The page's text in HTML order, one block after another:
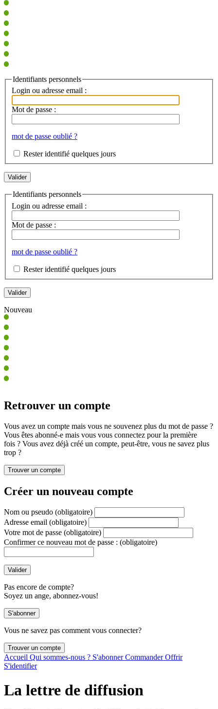
Identifiants personnels
Login ou adresse email :
Mot de passe :
mot de passe oublié ?
Rester identifié quelques jours
Identifiants personnels
Login ou adresse email :
Mot de passe :
mot de passe oublié ?
Rester identifié quelques jours
Nouveau
Retrouver un compte
Vous avez un compte mais vous ne souvenez plus du mot de passe ?
Vous êtes abonné-e mais vous vous connectez pour la première
fois ? Vous avez déjà créé un compte, peut-être, vous ne savez plus
trop ?
Créer un nouveau compte
Nom ou pseudo (obligatoire)
Adresse email (obligatoire)
Votre mot de passe (obligatoire)
Confirmer ce nouveau mot de passe : (obligatoire)
Pas encore de compte?
Soyez un ange, abonnez-vous!
Vous ne savez pas comment vous connecter?
Accueil Qui sommes-nous ? S'abonnerCommanderOffrir
S'identifier
La lettre de diffusion